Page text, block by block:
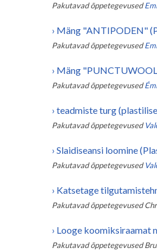
Pakutavad õppetegevused
› Mäng "ANTIPODEN"
Pakutavad õppetegevused
› Mäng
Pakutavad õppetegevused
› teadmiste turg
Pakutavad õppetegevused
› Slaidiseansi loomine
Pakutavad õppetegevused
› Katsetage
Pakutavad õppetegevused
› Looge koomiksiraamat
Pakutavad õppetegevused